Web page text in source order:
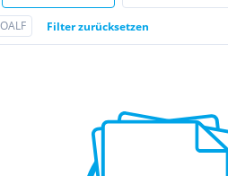
Filter zurücksetzen